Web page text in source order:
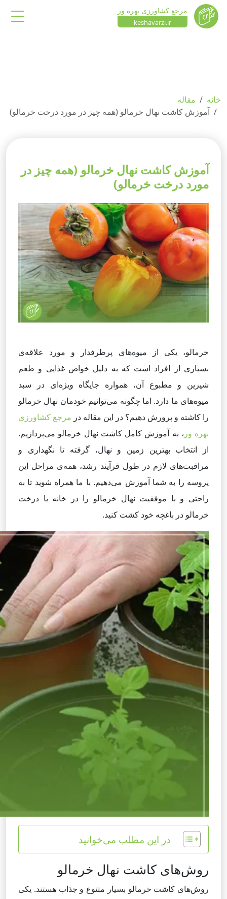
مرجع کشاورزی بهره ور
keshavarzi.ir
خانه
مقاله
آموزش کاشت نهال خرمالو (همه چیز در مورد درخت خرمالو)
آموزش کاشت نهال خرمالو (همه چیز در
مورد درخت خرمالو)
خرمالو، یکی از میوه‌های پرطرفدار و مورد علاقه‌ی
بسیاری از افراد است که به دلیل خواص غذایی و طعم
شیرین و مطبوع آن، همواره جایگاه ویژه‌ای در سبد
میوه‌های ما دارد. اما چگونه می‌توانیم خودمان نهال خرمالو
را کاشته و پرورش دهیم؟ در این مقاله در مرجع کشاورزی
بهره ور ، به آموزش کامل کاشت نهال خرمالو می‌پردازیم.
از انتخاب بهترین زمین و نهال، گرفته تا نگهداری و
مراقبت‌های لازم در طول فرآیند رشد، همه‌ی مراحل این
پروسه را به شما آموزش می‌دهیم. با ما همراه شوید تا به
راحتی و با موفقیت نهال خرمالو را در خانه یا درخت
خرمالو در باغچه خود کشت کنید.
در این مطلب می‌خوانید
روش‌های کاشت نهال خرمالو
روش‌های کاشت خرمالو بسیار متنوع و جذاب هستند. یکی